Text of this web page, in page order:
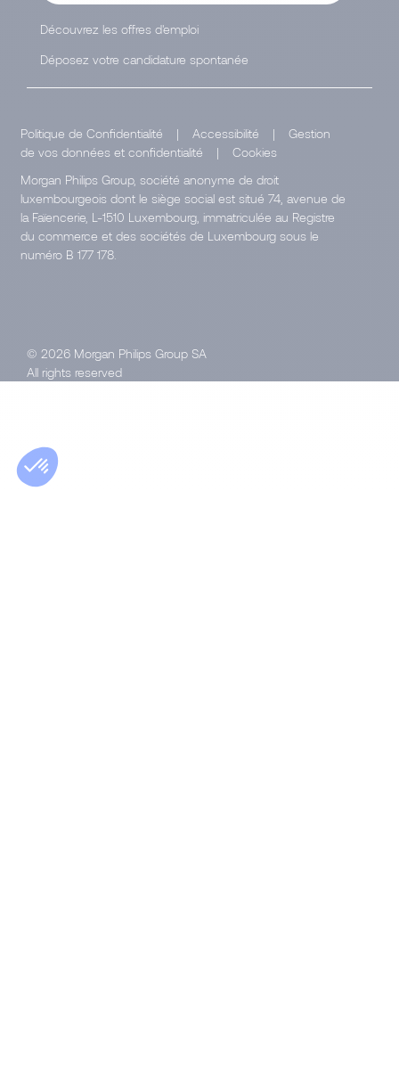
Découvrez les offres d'emploi
Déposez votre candidature spontanée
Politique de Confidentialité | Accessibilité |
Gestion
de vos données et confidentialité
|
Cookies
Morgan Philips Group, société anonyme de droit
luxembourgeois dont le siège social est situé 74, avenue de
la Faïencerie, L-1510 Luxembourg, immatriculée au Registre
du commerce et des sociétés de Luxembourg sous le
numéro B 177 178.
© 2026 Morgan Philips Group SA
All rights reserved